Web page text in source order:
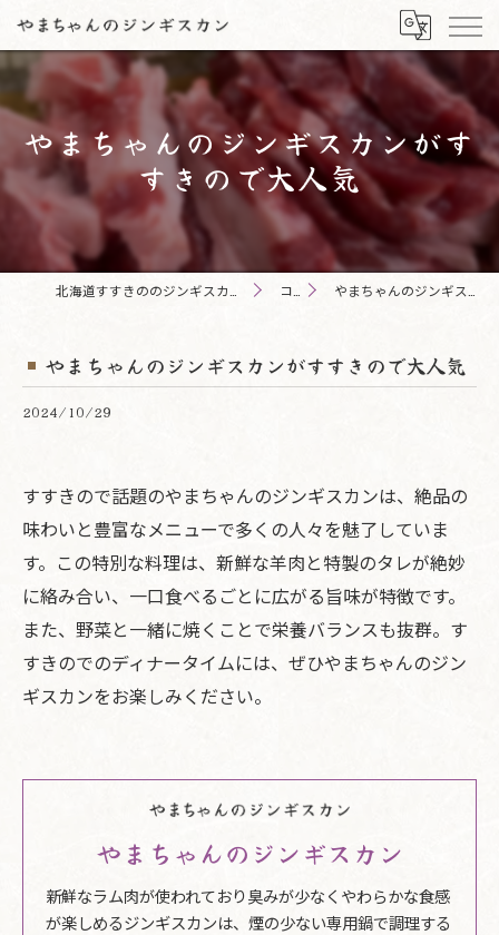
やまちゃんのジンギスカンがす
すきので大人気
コラム やまちゃんのジンギスカンがすすきので大人気
やまちゃんのジンギスカンがすすきので大人気
2024/10/29
すすきので話題のやまちゃんのジンギスカンは、絶品の
味わいと豊富なメニューで多くの人々を魅了していま
す。この特別な料理は、新鮮な羊肉と特製のタレが絶妙
に絡み合い、一口食べるごとに広がる旨味が特徴です。
また、野菜と一緒に焼くことで栄養バランスも抜群。す
すきのでのディナータイムには、ぜひやまちゃんのジン
ギスカンをお楽しみください。
やまちゃんのジンギスカン
新鮮なラム肉が使われており臭みが少なくやわらかな食感
が楽しめるジンギスカンは、煙の少ない専用鍋で調理する